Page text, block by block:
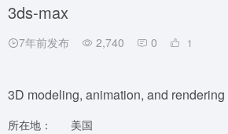
3ds-max
7年前发布 2,740 0 1
3D modeling, animation, and
所在地：
美国